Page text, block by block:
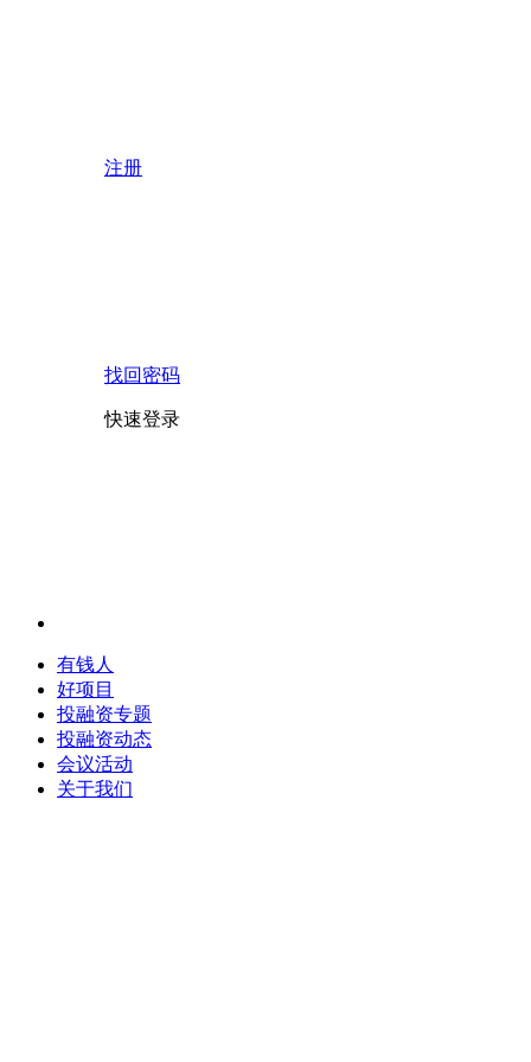
注册
找回密码
快速登录
有钱人
好项目
投融资专题
投融资动态
会议活动
关于我们